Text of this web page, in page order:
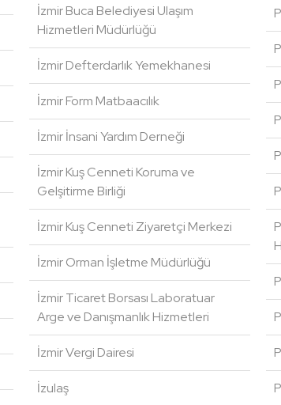
İzmir Buca Belediyesi Ulaşım
Hizmetleri Müdürlüğü
İzmir Defterdarlık Yemekhanesi
İzmir Form Matbaacılık
İzmir İnsani Yardım Derneği
İzmir Kuş Cenneti Koruma ve
Gelşitirme Birliği
İzmir Kuş Cenneti Ziyaretçi Merkezi
İzmir Orman İşletme Müdürlüğü
İzmir Ticaret Borsası Laboratuar
Arge ve Danışmanlık Hizmetleri
İzmir Vergi Dairesi
İzulaş